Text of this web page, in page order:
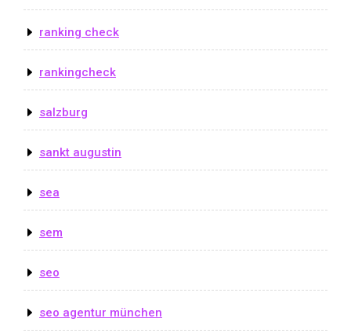
ranking check
rankingcheck
salzburg
sankt augustin
sea
sem
seo
seo agentur münchen